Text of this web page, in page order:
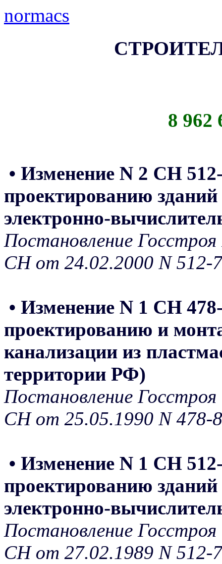
normacs
8 962
• Изменение N 2 СН
проектированию
электронно-
Постановление
СН от 24.02.2000 N 512-
• Изменение N 1 СН
проектированию и
канализации из
территории РФ)
Постановление
СН от 25.05.1990 N 478-
• Изменение N 1 СН
проектированию
электронно-
Постановление
СН от 27.02.1989 N 512-